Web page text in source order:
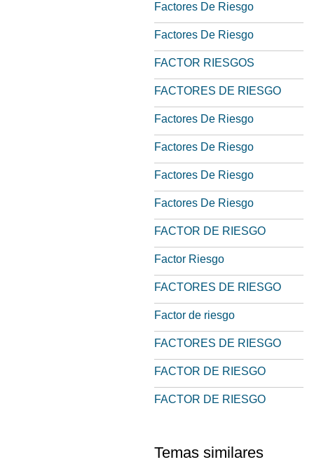
Factores De Riesgo
Factores De Riesgo
FACTOR RIESGOS
FACTORES DE RIESGO
Factores De Riesgo
Factores De Riesgo
Factores De Riesgo
Factores De Riesgo
FACTOR DE RIESGO
Factor Riesgo
FACTORES DE RIESGO
Factor de riesgo
FACTORES DE RIESGO
FACTOR DE RIESGO
FACTOR DE RIESGO
Temas similares